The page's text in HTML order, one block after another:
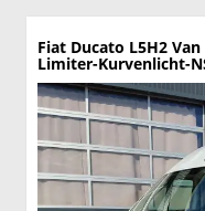
Fiat Ducato L5H2
Limiter-Kurvenlicht-